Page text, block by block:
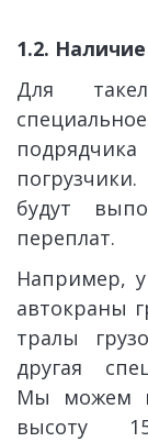
1.2.
Для
будут
переплат.
Например,
автокраны
тралы
другая
Мы можем
высоту